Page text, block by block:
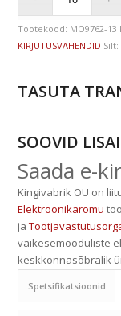
Tootekood: MO9762-13
KIRJUTUSVAHENDID Silt:
TASUTA
SOOVID
Saada e-
Kingivabrik OÜ on
Elektroonikaromu
ja
väikesemõõduliste
keskkonnasõbralik
Spetsifikatsioonid